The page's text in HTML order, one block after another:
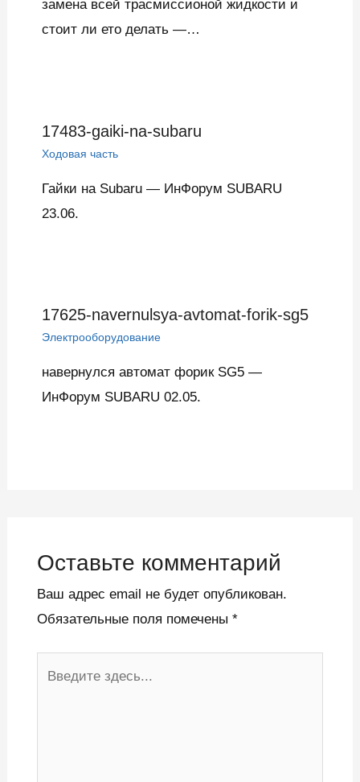
замена всей трасмиссионой жидкости и
стоит ли ето делать —…
17483-gaiki-na-subaru
Ходовая часть
Гайки на Subaru — ИнФорум SUBARU
23.06.
17625-navernulsya-avtomat-forik-sg5
Электрооборудование
навернулся автомат форик SG5 —
ИнФорум SUBARU 02.05.
Оставьте комментарий
Ваш адрес email не будет опубликован.
Обязательные поля помечены *